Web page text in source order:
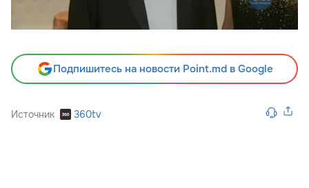
Подпишитесь на новости Point.md в Google
Источник 360tv